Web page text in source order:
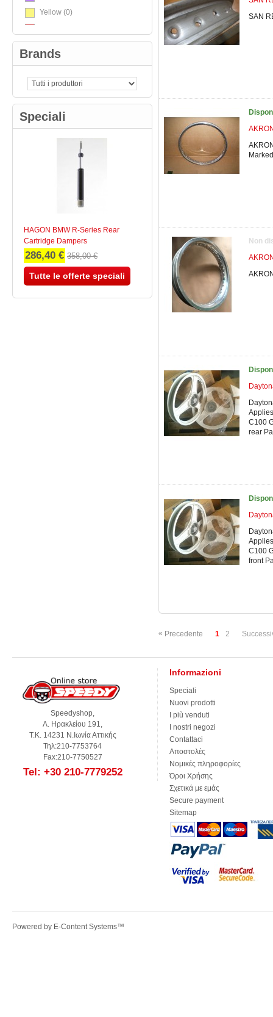
Yellow (0)
White(0)
TriColore
Carbon / Black(0)
Brands
Speciali
HAGON BMW R-Series Rear
Cartridge Dampers
286,40 € 358,00 €
Tutte le offerte speciali
SAN
Non
C100
rear
C100
front
« Precedente 1 2
Speedyshop,
Λ. Ηρακλείου 191,
Τ.Κ. 14231 Ν.Ιωνία Αττικής
Τηλ:210-7753764
Fax:210-7750527
Tel: +30 210-7779252
Informazioni
Speciali
Nuovi prodotti
I più venduti
I nostri negozi
Contattaci
Αποστολές
Νομικές πληροφορίες
Όροι Χρήσης
Σχετικά με εμάς
Secure payment
Sitemap
Powered by E-Content Systems™